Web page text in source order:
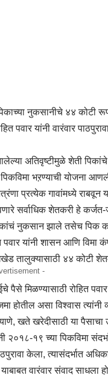
नुकसानीचे ४४ कोटी
पवार यांनी वारंवार
अतिवृष्टीमुळे शेती
भऱण्याची योजना
प्रत्येक गावांमध्ये राबवून
सर्वाधिक शेतकरी हे
नुकसान झाले तसेच पिक
पवार यांनी शासन आणि विमा
तालुक्यासाठी ४४ कोटी
-
मिळण्यासाठी रोहित
होतील असा विश्वास
खते खरेदीसाठी या पैसाचा
२०१८-१९ च्या पिकविमा
केला, त्यासंदर्भात
वारंवार संवाद साधला